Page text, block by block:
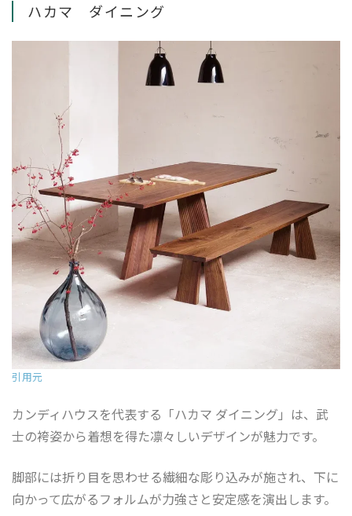
ハカマ ダイニング
引用元
カンディハウスを代表する「ハカマ ダイニング」は、武
士の袴姿から着想を得た凛々しいデザインが魅力です。
脚部には折り目を思わせる繊細な彫り込みが施され、下に
向かって広がるフォルムが力強さと安定感を演出します。